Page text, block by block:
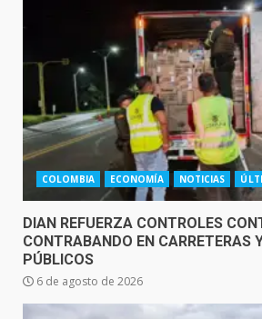
COLOMBIA ECONOMÍA NOTICIAS
DIAN REFUERZA CONTROLES
CONTRABANDO EN CARRETERAS
PÚBLICOS
6 de agosto de 2026